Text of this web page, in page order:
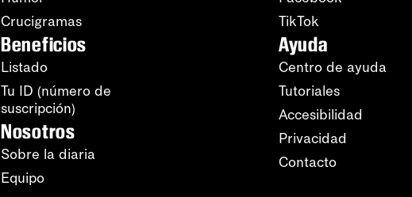
Crucigramas
Beneficios
Listado
Tu ID (número de
suscripción)
Nosotros
Sobre la diaria
Equipo
TikTok
Ayuda
Centro de ayuda
Tutoriales
Accesibilidad
Privacidad
Contacto